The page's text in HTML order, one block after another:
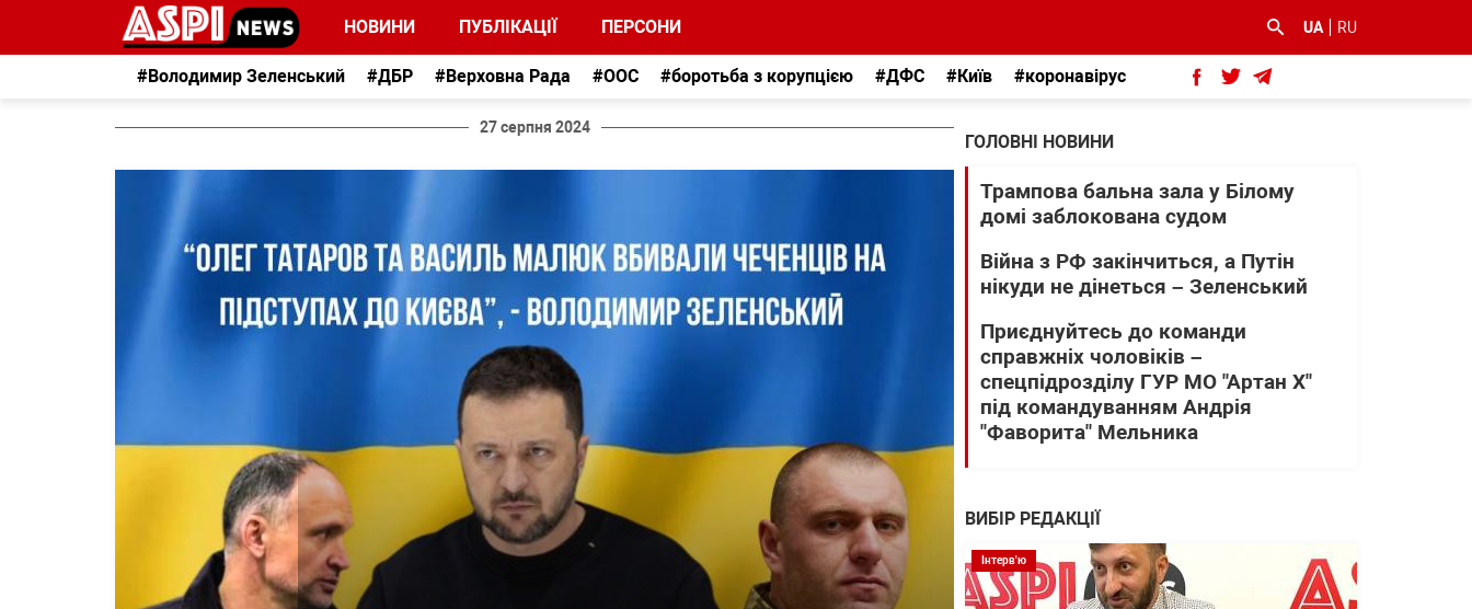
НОВИНИ ПУБЛІКАЦІЇ ПЕРСОНИ UA RU
#Володимир Зеленський #ДБР #Верховна Рада #ООС #боротьба з корупцією #ДФС #Київ #коронавірус
27 серпня 2024
ГОЛОВНІ НОВИНИ
Трампова бальна зала у Білому
домі заблокована судом
Війна з РФ закінчиться, а Путін
нікуди не дінеться – Зеленський
Приєднуйтесь до команди
справжніх чоловіків –
спецпідрозділу ГУР МО "Артан Х"
під командуванням Андрія
"Фаворита" Мельника
ВИБІР РЕДАКЦІЇ
Інтерв'ю